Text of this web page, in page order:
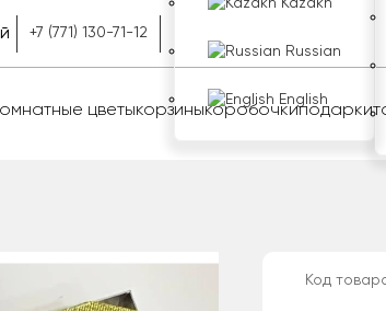
+7 (771) 130-71-12
Kazakh
Russian
English
цветыкорзиныкоробочкиподарки
Код